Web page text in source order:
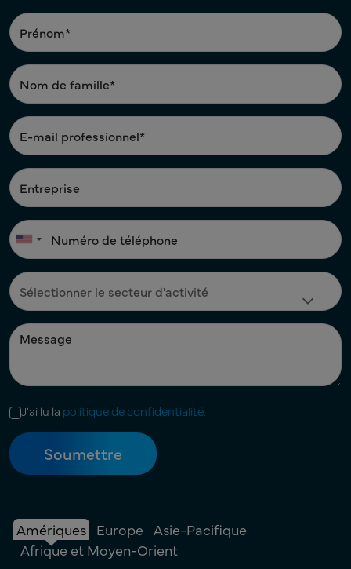
J'ai lu la politique de confidentialité.
Amériques Europe Asie-Pacifique
Afrique et Moyen-Orient